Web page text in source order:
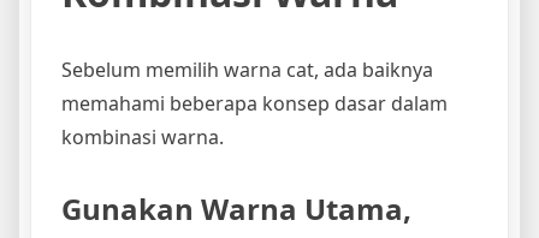
Sebelum memilih warna cat, ada baiknya
memahami beberapa konsep dasar dalam
kombinasi warna.
Gunakan Warna Utama,